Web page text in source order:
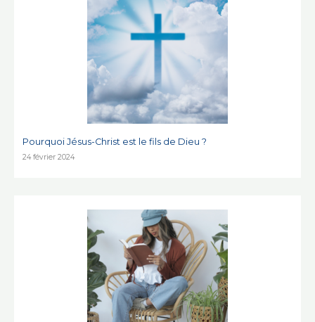
Pourquoi Jésus-Christ est le fils de Dieu ?
24 février 2024